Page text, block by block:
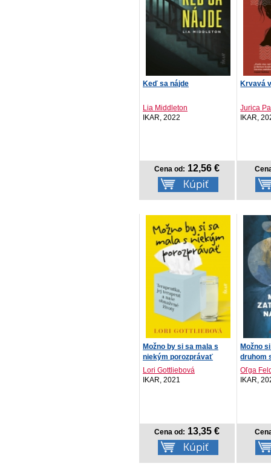
Keď sa nájde
Lia Middleton
IKAR, 2022
Cena od: 12,56 €
Krvavá
Jurica
IKAR,
Možno by si sa mala s
niekým porozprávať
Lori Gottliebová
IKAR, 2021
Cena od: 13,35 €
Možno
druhom
Oľga
IKAR,